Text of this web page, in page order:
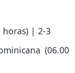
horas) | 2-3
(06.00